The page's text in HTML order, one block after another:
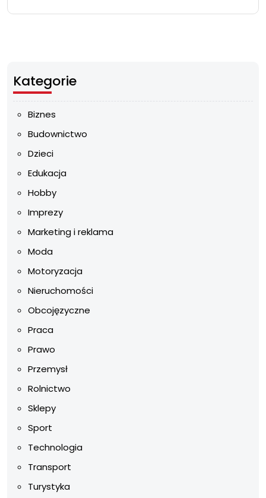
Kategorie
Biznes
Budownictwo
Dzieci
Edukacja
Hobby
Imprezy
Marketing i reklama
Moda
Motoryzacja
Nieruchomości
Obcojęzyczne
Praca
Prawo
Przemysł
Rolnictwo
Sklepy
Sport
Technologia
Transport
Turystyka